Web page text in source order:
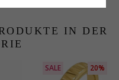
IN DER
SALE 20%